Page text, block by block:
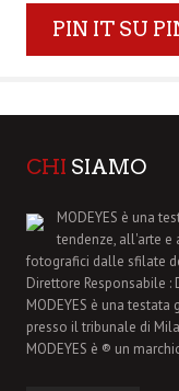
PIN IT SU
CHI SIAMO
MODEYES è una
tendenze, all'arte
fotografici dalle sfilate
Direttore Responsabile :
MODEYES è una
presso il tribunale di
MODEYES è ® un